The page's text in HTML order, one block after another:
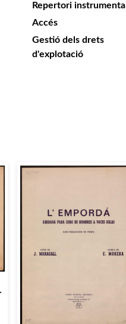
Repertori instrumental
Accés
Gestió dels drets
d'explotació